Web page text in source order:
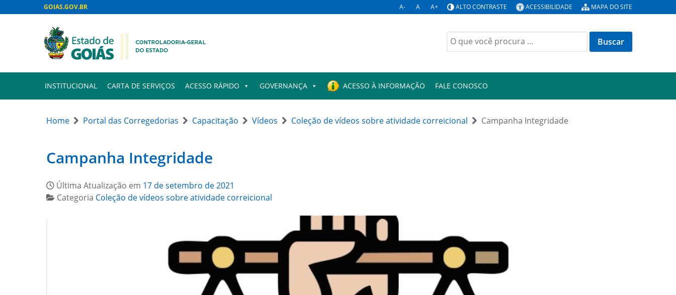
GOIAS.GOV.BR A- A A+ ALTO CONTRASTE ACESSIBILIDADE MAPA DO SITE
Buscar
por:
INSTITUCIONAL CARTA DE SERVIÇOS ACESSO RÁPIDO GOVERNANÇA ACESSO À INFORMAÇÃO FALE CONOSCO
Home Portal das Corregedorias Capacitação Vídeos Coleção de vídeos sobre atividade correicional Campanha Integridade
Campanha Integridade
Última Atualização em 17 de setembro de 2021
Categoria Coleção de vídeos sobre atividade correicional